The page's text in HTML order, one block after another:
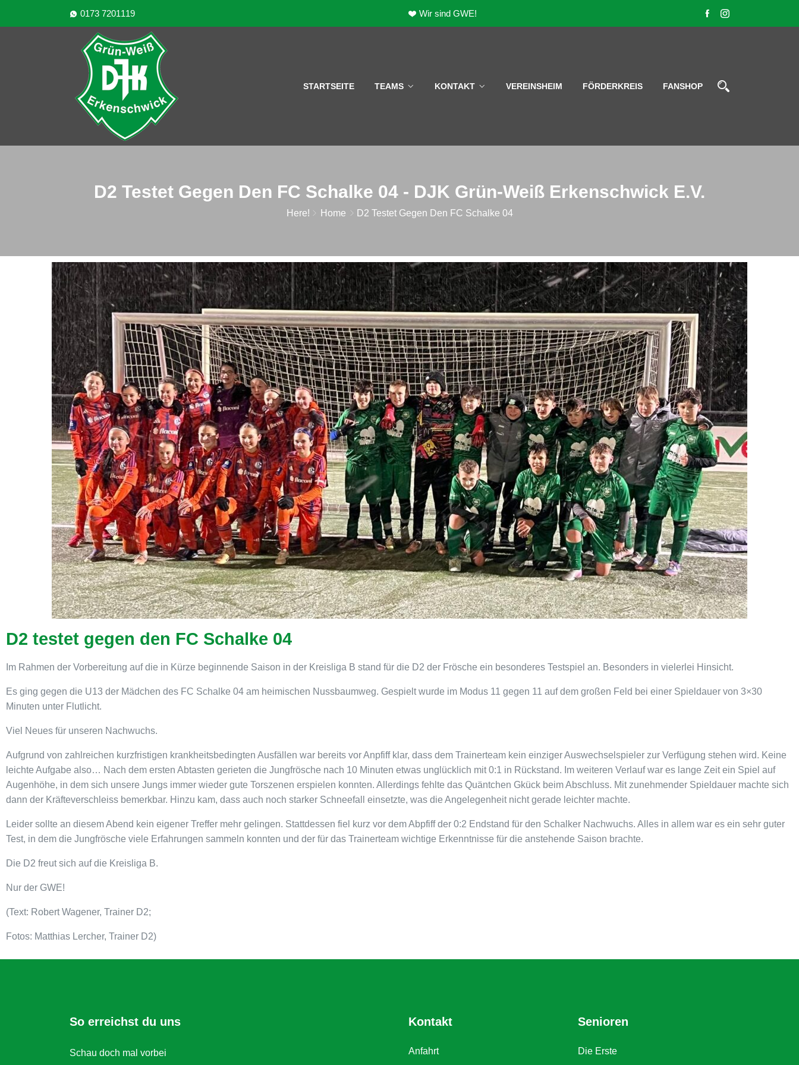
0173 7201119 Wir sind GWE!
STARTSEITE TEAMS KONTAKT VEREINSHEIM FÖRDERKREIS FANSHOP
D2 Testet Gegen Den FC Schalke 04 - DJK Grün-Weiß Erkenschwick E.V.
Here! Home D2 Testet Gegen Den FC Schalke 04
D2 testet gegen den FC Schalke 04
Im Rahmen der Vorbereitung auf die in Kürze beginnende Saison in der Kreisliga B stand für die D2 der Frösche ein besonderes Testspiel an. Besonders in vielerlei Hinsicht.
Es ging gegen die U13 der Mädchen des FC Schalke 04 am heimischen Nussbaumweg. Gespielt wurde im Modus 11 gegen 11 auf dem großen Feld bei einer Spieldauer von 3×30
Minuten unter Flutlicht.
Viel Neues für unseren Nachwuchs.
Aufgrund von zahlreichen kurzfristigen krankheitsbedingten Ausfällen war bereits vor Anpfiff klar, dass dem Trainerteam kein einziger Auswechselspieler zur Verfügung stehen wird. Keine
leichte Aufgabe also… Nach dem ersten Abtasten gerieten die Jungfrösche nach 10 Minuten etwas unglücklich mit 0:1 in Rückstand. Im weiteren Verlauf war es lange Zeit ein Spiel auf
Augenhöhe, in dem sich unsere Jungs immer wieder gute Torszenen erspielen konnten. Allerdings fehlte das Quäntchen Gkück beim Abschluss. Mit zunehmender Spieldauer machte sich
dann der Kräfteverschleiss bemerkbar. Hinzu kam, dass auch noch starker Schneefall einsetzte, was die Angelegenheit nicht gerade leichter machte.
Leider sollte an diesem Abend kein eigener Treffer mehr gelingen. Stattdessen fiel kurz vor dem Abpfiff der 0:2 Endstand für den Schalker Nachwuchs. Alles in allem war es ein sehr guter
Test, in dem die Jungfrösche viele Erfahrungen sammeln konnten und der für das Trainerteam wichtige Erkenntnisse für die anstehende Saison brachte.
Die D2 freut sich auf die Kreisliga B.
Nur der GWE!
(Text: Robert Wagener, Trainer D2;
Fotos: Matthias Lercher, Trainer D2)
So erreichst du uns
Schau doch mal vorbei
Kontakt
Anfahrt
Senioren
Die Erste